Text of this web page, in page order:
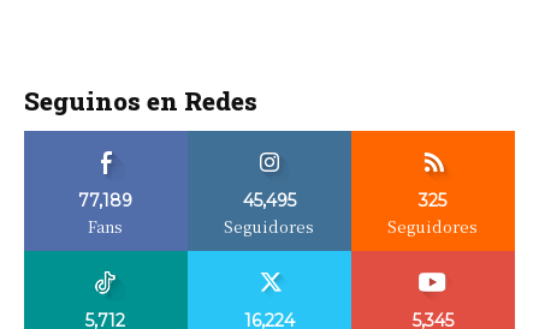
Seguinos en Redes
77,189
Fans
45,495
Seguidores
325
Seguidores
5,712 16,224 5,345